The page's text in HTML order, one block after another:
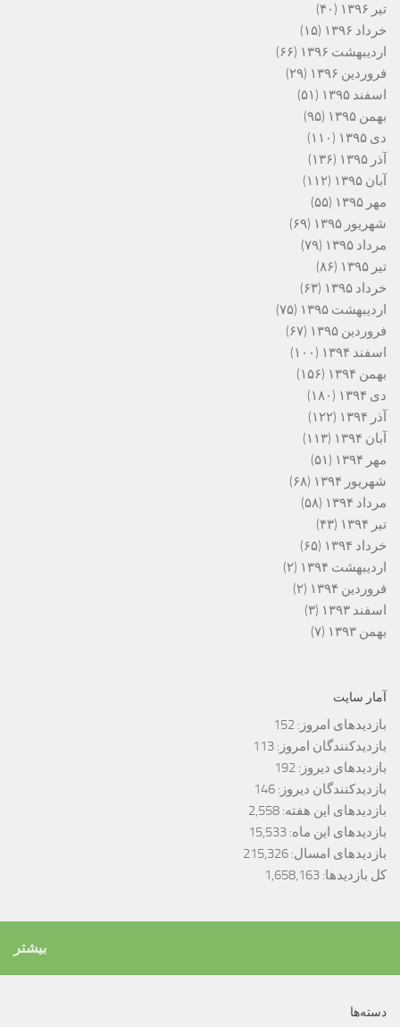
تیر ۱۳۹۶
(۴۰)
خرداد ۱۳۹۶
(۱۵)
اردیبهشت ۱۳۹۶
(۶۶)
فروردین ۱۳۹۶
(۲۹)
اسفند ۱۳۹۵
(۵۱)
بهمن ۱۳۹۵
(۹۵)
دی ۱۳۹۵
(۱۱۰)
آذر ۱۳۹۵
(۱۳۶)
آبان ۱۳۹۵
(۱۱۲)
مهر ۱۳۹۵
(۵۵)
شهریور ۱۳۹۵
(۶۹)
مرداد ۱۳۹۵
(۷۹)
تیر ۱۳۹۵
(۸۶)
خرداد ۱۳۹۵
(۶۳)
اردیبهشت ۱۳۹۵
(۷۵)
فروردین ۱۳۹۵
(۶۷)
اسفند ۱۳۹۴
(۱۰۰)
بهمن ۱۳۹۴
(۱۵۶)
دی ۱۳۹۴
(۱۸۰)
آذر ۱۳۹۴
(۱۲۲)
آبان ۱۳۹۴
(۱۱۳)
مهر ۱۳۹۴
(۵۱)
شهریور ۱۳۹۴
(۶۸)
مرداد ۱۳۹۴
(۵۸)
تیر ۱۳۹۴
(۴۳)
خرداد ۱۳۹۴
(۶۵)
اردیبهشت ۱۳۹۴
(۲)
فروردین ۱۳۹۴
(۲)
اسفند ۱۳۹۳
(۳)
بهمن ۱۳۹۳
(۷)
آمار سایت
بازدیدهای امروز: 152
بازدیدکنندگان امروز: 113
بازدیدهای دیروز: 192
بازدیدکنندگان دیروز: 146
بازدیدهای این هفته: 2,558
بازدیدهای این ماه: 15,533
بازدیدهای امسال: 215,326
کل بازدیدها: 1,658,163
بیشتر
دسته‌ها